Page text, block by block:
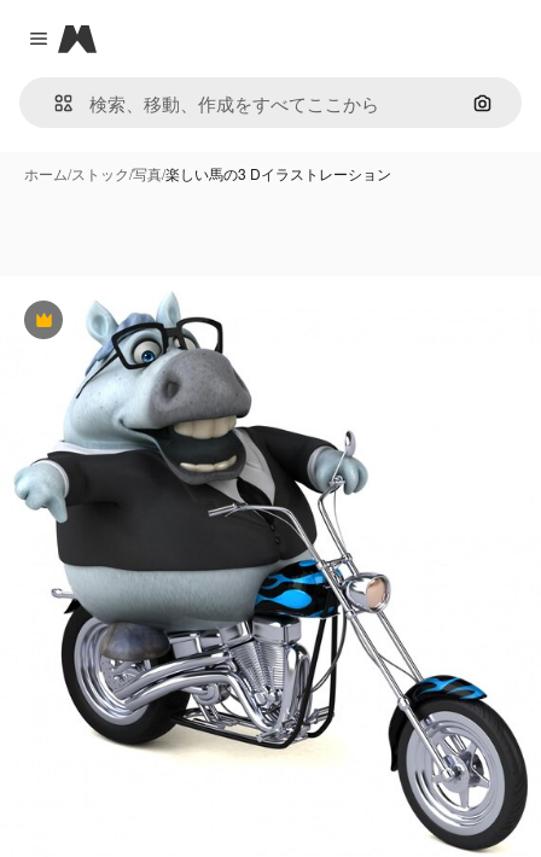
Close menu
Magnific
画像で
ホーム/ストック/写真/楽しい馬の3 Dイラストレーション
Premium